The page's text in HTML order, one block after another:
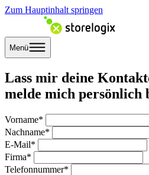
Zum Hauptinhalt springen
Menü
Lass mir deine
melde mich persönlich
Vorname*
Nachname*
E-Mail*
Firma*
Telefonnummer*